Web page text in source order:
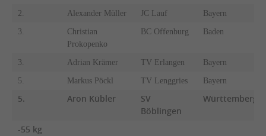
2. Alexander Müller JC Lauf Bayern
3.
Christian
Prokopenko
BC Offenburg Baden
3. Adrian Krämer TV Erlangen Bayern
5. Markus Pöckl TV Lenggries Bayern
5. Aron Kübler
SV
Böblingen
Württemberg
-55 kg